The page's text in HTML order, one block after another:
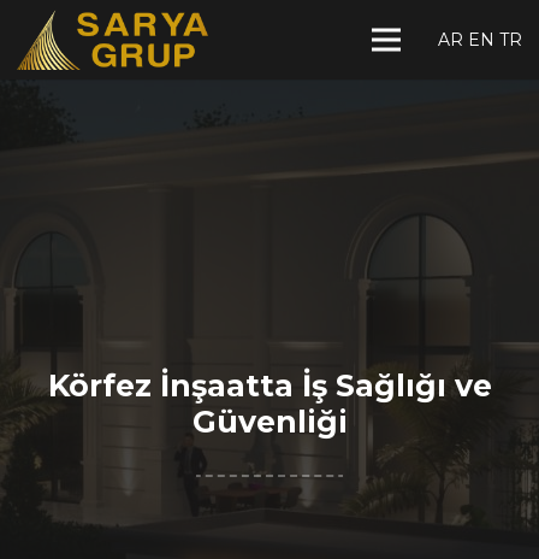
AR EN TR
Körfez İnşaatta İş Sağlığı ve
Güvenliği